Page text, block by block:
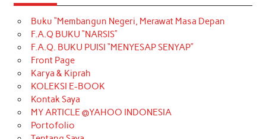
Buku “Membangun Negeri, Merawat Masa Depan
F.A.Q BUKU “NARSIS”
F.A.Q. BUKU PUISI “MENYESAP SENYAP”
Front Page
Karya & Kiprah
KOLEKSI E-BOOK
Kontak Saya
MY ARTICLE @YAHOO INDONESIA
Portofolio